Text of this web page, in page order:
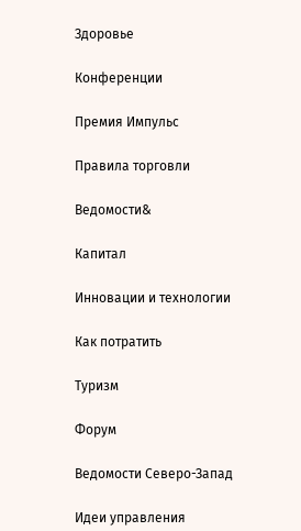
Здоровье
Конференции
Премия Импульс
Правила торговли
Ведомости&
Капитал
Инновации и технологии
Как потратить
Туризм
Форум
Ведомости Северо-Запад
Идеи управления